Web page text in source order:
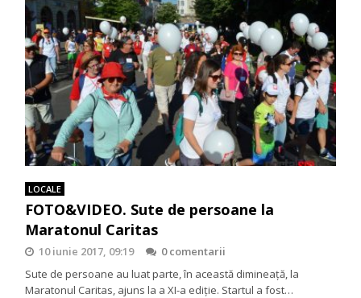
LOCALE
FOTO&VIDEO. Sute de persoane la
Maratonul Caritas
10 iunie 2017, 09:19
0 comentarii
Sute de persoane au luat parte, în această dimineaţă, la
Maratonul Caritas, ajuns la a XI-a ediție. Startul a fost…